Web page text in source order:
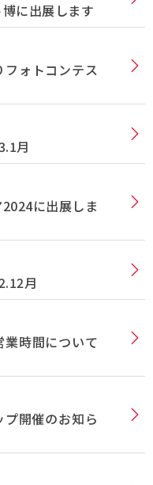
に出展します
ォトコンテス
月
に出展しま
月
時間について
開催のお知ら